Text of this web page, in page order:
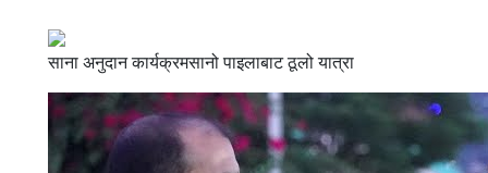
साना अनुदान कार्यक्रमसानो पाइलाबाट ठूलो यात्रा